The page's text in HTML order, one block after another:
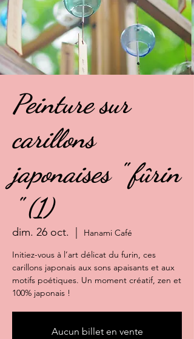
Peinture sur
carillons
japonaises " fûrin
" (1)
dim. 26 oct.
Hanami Café
Initiez-vous à l’art délicat du furin, ces
carillons japonais aux sons apaisants et aux
motifs poétiques. Un moment créatif, zen et
100% japonais !
Aucun billet en vente